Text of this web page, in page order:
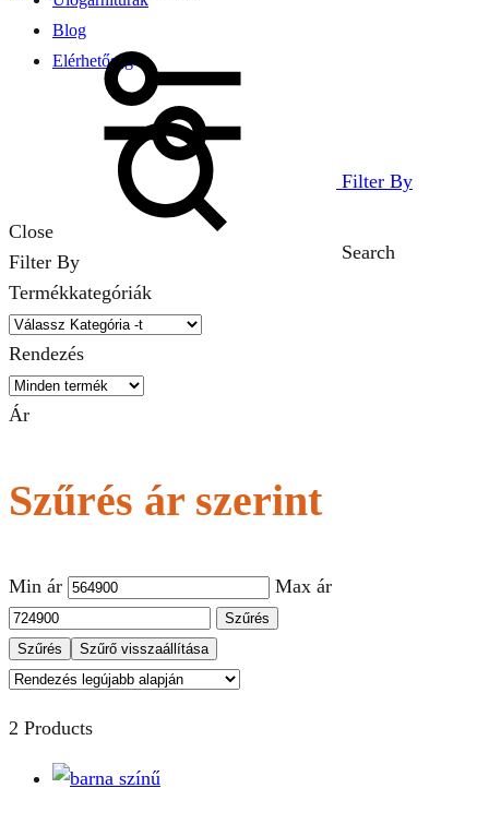
Blog
Elérhetőség
Search
Filter By
Close
Filter By
Termékkategóriák
Rendezés
Ár
Szűrés ár szerint
Min ár Max ár
Szűrés
Szűrés
Szűrő visszaállítása
2 Products